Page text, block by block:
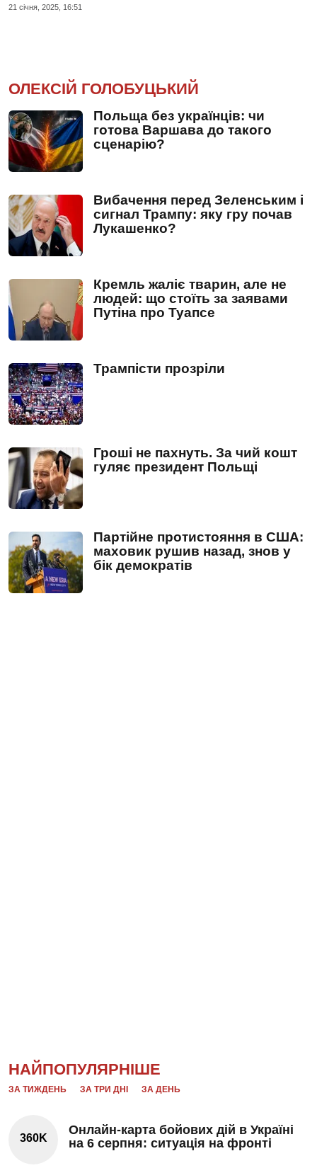
21 сiчня, 2025, 16:51
ОЛЕКСІЙ ГОЛОБУЦЬКИЙ
Польща без українців: чи
готова Варшава до такого
сценарію?
Вибачення перед Зеленським і
сигнал Трампу: яку гру почав
Лукашенко?
Кремль жаліє тварин, але не
людей: що стоїть за заявами
Путіна про Туапсе
Трампісти прозріли
Гроші не пахнуть. За чий кошт
гуляє президент Польщі
Партійне протистояння в США:
маховик рушив назад, знов у
бік демократів
НАЙПОПУЛЯРНІШЕ
ЗА ТИЖДЕНЬ ЗА ТРИ ДНІ ЗА ДЕНЬ
360K
Онлайн-карта бойових дій в Україні
на 6 серпня: ситуація на фронті